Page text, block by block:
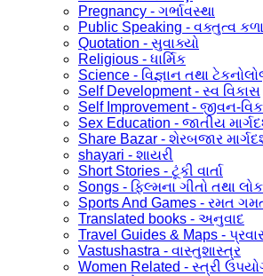
Pregnancy - ગર્ભાવસ્થા
Public Speaking - વક્તુત્વ કળા
Quotation - સુવાક્યો
Religious - ધાર્મિક
Science - વિજ્ઞાન તથા
Self Development - સ્વ વિકાસ
Self Improvement - જીવન-
Sex Education - જાતીય
Share Bazar - શેરબજાર
shayari - શાયરી
Short Stories - ટૂંકી વાર્તા
Songs - ફિલ્મના ગીતો તથા
Sports And Games - રમત
Translated books - અનુવાદ
Travel Guides & Maps -
Vastushastra - વાસ્તુશાસ્ત્ર
Women Related - સ્ત્રી